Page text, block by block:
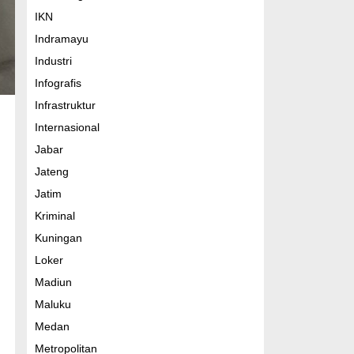
IKN
Indramayu
Industri
Infografis
Infrastruktur
Internasional
Jabar
Jateng
Jatim
Kriminal
Kuningan
Loker
Madiun
Maluku
Medan
Metropolitan